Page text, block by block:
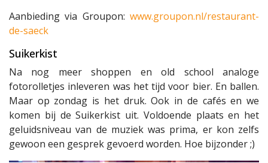
Aanbieding via Groupon: www.groupon.nl/restaurant-
de-saeck
Suikerkist
Na nog meer shoppen en old school analoge
fotorolletjes inleveren was het tijd voor bier. En ballen.
Maar op zondag is het druk. Ook in de cafés en we
komen bij de Suikerkist uit. Voldoende plaats en het
geluidsniveau van de muziek was prima, er kon zelfs
gewoon een gesprek gevoerd worden. Hoe bijzonder ;)